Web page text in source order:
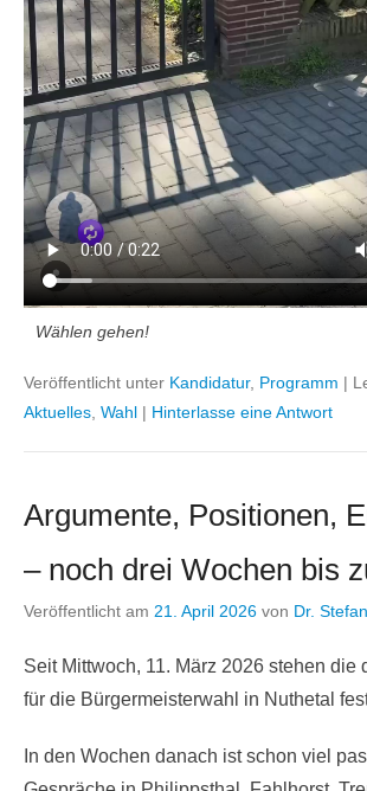
Wählen gehen!
Veröffentlicht unter Kandidatur, Programm |
Aktuelles, Wahl | Hinterlasse eine Antwort
Argumente, Positionen,
– noch drei Wochen bis
Veröffentlicht am 21. April 2026 von Dr.
Seit Mittwoch, 11. März 2026 stehen die
für die Bürgermeisterwahl in Nuthetal
In den Wochen danach ist schon viel